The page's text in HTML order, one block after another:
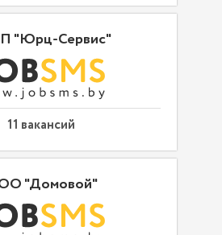
"Юрц-Сервис"
11 вакансий
"Домовой"